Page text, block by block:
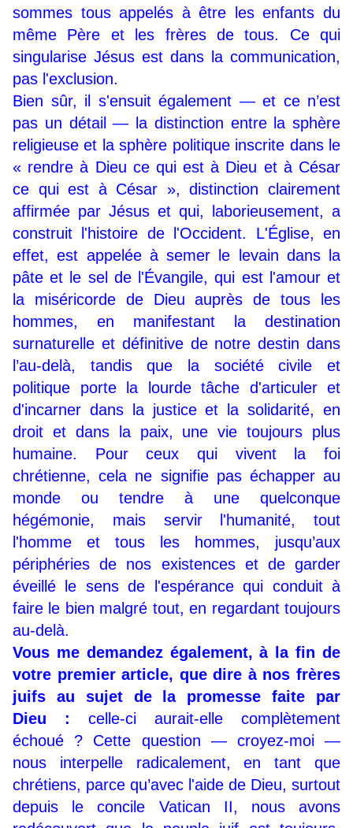
sommes tous appelés à être les enfants du
même Père et les frères de tous. Ce qui
singularise Jésus est dans la communication,
pas l'exclusion.
Bien sûr, il s'ensuit également — et ce n’est
pas un détail — la distinction entre la sphère
religieuse et la sphère politique inscrite dans le
« rendre à Dieu ce qui est à Dieu et à César
ce qui est à César », distinction clairement
affirmée par Jésus et qui, laborieusement, a
construit l'histoire de l'Occident. L'Église, en
effet, est appelée à semer le levain dans la
pâte et le sel de l'Évangile, qui est l'amour et
la miséricorde de Dieu auprès de tous les
hommes, en manifestant la destination
surnaturelle et définitive de notre destin dans
l’au-delà, tandis que la société civile et
politique porte la lourde tâche d'articuler et
d'incarner dans la justice et la solidarité, en
droit et dans la paix, une vie toujours plus
humaine. Pour ceux qui vivent la foi
chrétienne, cela ne signifie pas échapper au
monde ou tendre à une quelconque
hégémonie, mais servir l'humanité, tout
l'homme et tous les hommes, jusqu’aux
périphéries de nos existences et de garder
éveillé le sens de l'espérance qui conduit à
faire le bien malgré tout, en regardant toujours
au-delà.
Vous me demandez également, à la fin de
votre premier article, que dire à nos frères
juifs au sujet de la promesse faite par
Dieu : celle-ci aurait-elle complètement
échoué ? Cette question — croyez-moi —
nous interpelle radicalement, en tant que
chrétiens, parce qu’avec l'aide de Dieu, surtout
depuis le concile Vatican II, nous avons